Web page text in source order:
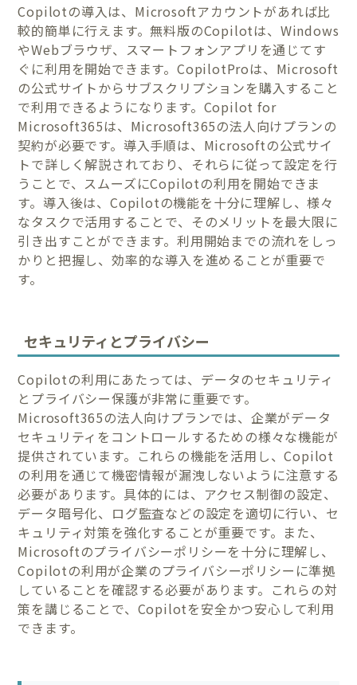
Copilotの導入は、Microsoftアカウントがあれば比
較的簡単に行えます。無料版のCopilotは、Windows
やWebブラウザ、スマートフォンアプリを通じてす
ぐに利用を開始できます。CopilotProは、Microsoft
の公式サイトからサブスクリプションを購入すること
で利用できるようになります。Copilot for
Microsoft365は、Microsoft365の法人向けプランの
契約が必要です。導入手順は、Microsoftの公式サイ
トで詳しく解説されており、それらに従って設定を行
うことで、スムーズにCopilotの利用を開始できま
す。導入後は、Copilotの機能を十分に理解し、様々
なタスクで活用することで、そのメリットを最大限に
引き出すことができます。利用開始までの流れをしっ
かりと把握し、効率的な導入を進めることが重要で
す。
セキュリティとプライバシー
Copilotの利用にあたっては、データのセキュリティ
とプライバシー保護が非常に重要です。
Microsoft365の法人向けプランでは、企業がデータ
セキュリティをコントロールするための様々な機能が
提供されています。これらの機能を活用し、Copilot
の利用を通じて機密情報が漏洩しないように注意する
必要があります。具体的には、アクセス制御の設定、
データ暗号化、ログ監査などの設定を適切に行い、セ
キュリティ対策を強化することが重要です。また、
Microsoftのプライバシーポリシーを十分に理解し、
Copilotの利用が企業のプライバシーポリシーに準拠
していることを確認する必要があります。これらの対
策を講じることで、Copilotを安全かつ安心して利用
できます。